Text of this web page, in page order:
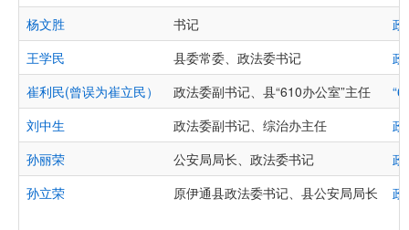
杨文胜
书记
政
王学民
县委常委、政法委书记
政
崔利民(曾误为崔立民）
政法委副书记、县“610办公室”主任
刘中生
政法委副书记、综治办主任
政
孙丽荣
公安局局长、政法委书记
政
孙立荣
原伊通县政法委书记、县公安局局长 政